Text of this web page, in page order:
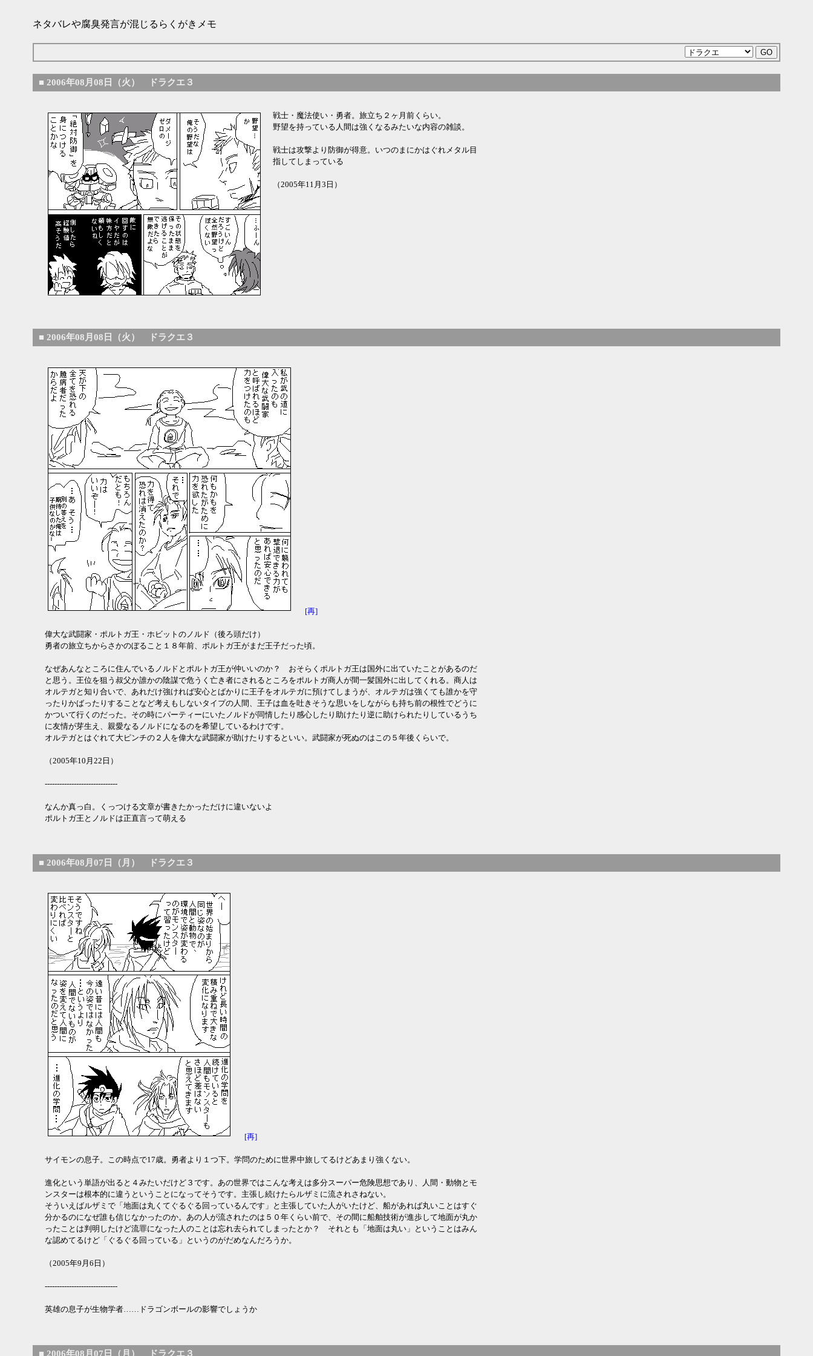
ネタバレや腐臭発言が混じるらくがきメモ
■ 2006年08月08日（火） ドラクエ３
戦士・魔法使い・勇者。旅立ち２ヶ月前くらい。
野望を持っている人間は強くなるみたいな内容の雑談。
戦士は攻撃より防御が得意。いつのまにかはぐれメタル目
指してしまっている
（2005年11月3日）
■ 2006年08月08日（火） ドラクエ３
[再]
偉大な武闘家・ポルトガ王・ホビットのノルド（後ろ頭だけ）
勇者の旅立ちからさかのぼること１８年前、ポルトガ王がまだ王子だった頃。
なぜあんなところに住んでいるノルドとポルトガ王が仲いいのか？ おそらくポルトガ王は国外に出ていたことがあるのだ
と思う。王位を狙う叔父か誰かの陰謀で危うく亡き者にされるところをポルトガ商人が間一髪国外に出してくれる。商人は
オルテガと知り合いで、あれだけ強ければ安心とばかりに王子をオルテガに預けてしまうが、オルテガは強くても誰かを守
ったりかばったりすることなど考えもしないタイプの人間、王子は血を吐きそうな思いをしながらも持ち前の根性でどうに
かついて行くのだった。その時にパーティーにいたノルドが同情したり感心したり助けたり逆に助けられたりしているうち
に友情が芽生え、親愛なるノルドになるのを希望しているわけです。
オルテガとはぐれて大ピンチの２人を偉大な武闘家が助けたりするといい。武闘家が死ぬのはこの５年後くらいで。
（2005年10月22日）
------------------------------
なんか真っ白。くっつける文章が書きたかっただけに違いないよ
ポルトガ王とノルドは正直言って萌える
■ 2006年08月07日（月） ドラクエ３
[再]
サイモンの息子。この時点で17歳。勇者より１つ下。学問のために世界中旅してるけどあまり強くない。
進化という単語が出ると４みたいだけど３です。あの世界ではこんな考えは多分スーパー危険思想であり、人間・動物とモ
ンスターは根本的に違うということになってそうです。主張し続けたらルザミに流されさねない。
そういえばルザミで「地面は丸くてぐるぐる回っているんです」と主張していた人がいたけど、船があれば丸いことはすぐ
分かるのになぜ誰も信じなかったのか。あの人が流されたのは５０年くらい前で、その間に船舶技術が進歩して地面が丸か
ったことは判明したけど流罪になった人のことは忘れ去られてしまったとか？ それとも「地面は丸い」ということはみん
な認めてるけど「ぐるぐる回っている」というのがだめなんだろうか。
（2005年9月6日）
------------------------------
英雄の息子が生物学者……ドラゴンボールの影響でしょうか
■ 2006年08月07日（月） ドラクエ３